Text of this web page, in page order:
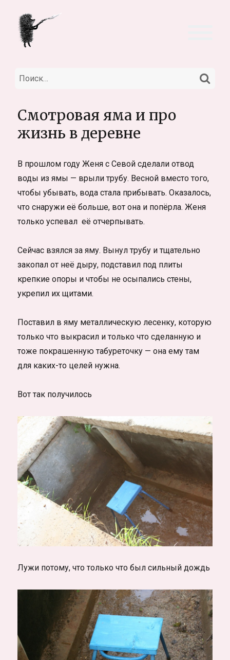
Искать:
Смотровая яма и про
жизнь в деревне
В прошлом году Женя с Севой сделали отвод
воды из ямы — врыли трубу. Весной вместо того,
чтобы убывать, вода стала прибывать. Оказалось,
что снаружи её больше, вот она и попёрла. Женя
только успевал её отчерпывать.
Сейчас взялся за яму. Вынул трубу и тщательно
закопал от неё дыру, подставил под плиты
крепкие опоры и чтобы не осыпались стены,
укрепил их щитами.
Поставил в яму металлическую лесенку, которую
только что выкрасил и только что сделанную и
тоже покрашенную табуреточку — она ему там
для каких-то целей нужна.
Вот так получилось
Лужи потому, что только что был сильный дождь